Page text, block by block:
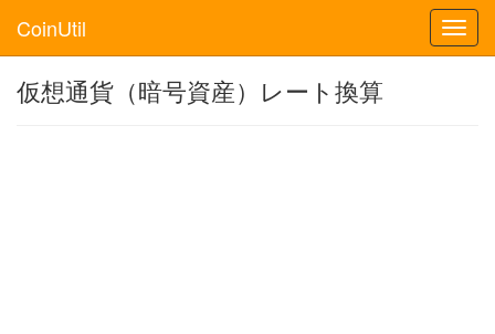
CoinUtil
仮想通貨（暗号資産）レート換算